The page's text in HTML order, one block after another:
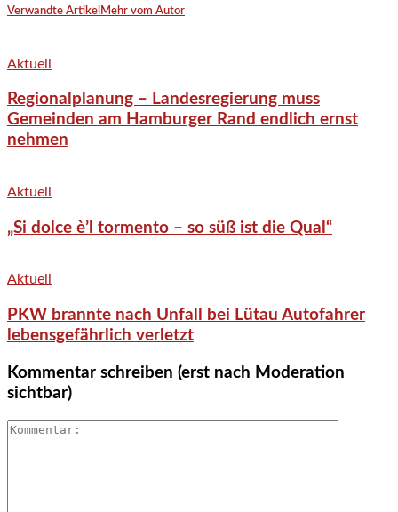
Verwandte Artikel Mehr vom Autor
Aktuell
Regionalplanung – Landesregierung muss
Gemeinden am Hamburger Rand endlich ernst
nehmen
Aktuell
„Si dolce è’l tormento – so süß ist die Qual“
Aktuell
PKW brannte nach Unfall bei Lütau Autofahrer
lebensgefährlich verletzt
Kommentar schreiben (erst nach Moderation
sichtbar)